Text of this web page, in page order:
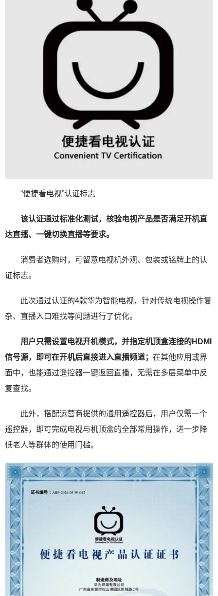
“便捷看电视”认证标志
该认证通过标准化测试，核验电视产品是否满足开机直
达直播、一键切换直播等要求。
消费者选购时，可留意电视机外观、包装或铭牌上的认
证标志。
此次通过认证的4款华为智能电视，针对传统电视操作复
杂、直播入口难找等问题进行了优化。
用户只需设置电视开机模式，并指定机顶盒连接的HDMI
信号源，即可在开机后直接进入直播频道； 在其他应用或界
面中，也能通过遥控器一键返回直播，无需在多层菜单中反
复查找。
此外，搭配运营商提供的通用遥控器后，用户仅需一个
遥控器，即可完成电视与机顶盒的全部常用操作，进一步降
低老人等群体的使用门槛。